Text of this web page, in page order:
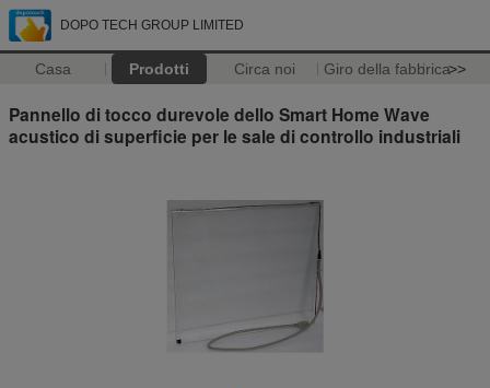
DOPO TECH GROUP LIMITED
Casa Prodotti Circa noi Giro della fabbrica>>
Pannello di tocco durevole dello Smart Home Wave
acustico di superficie per le sale di controllo industriali